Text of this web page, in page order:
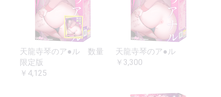
天龍寺琴のア●ル 数量
限定版
￥4,125
天龍寺琴のア●ル
￥3,300